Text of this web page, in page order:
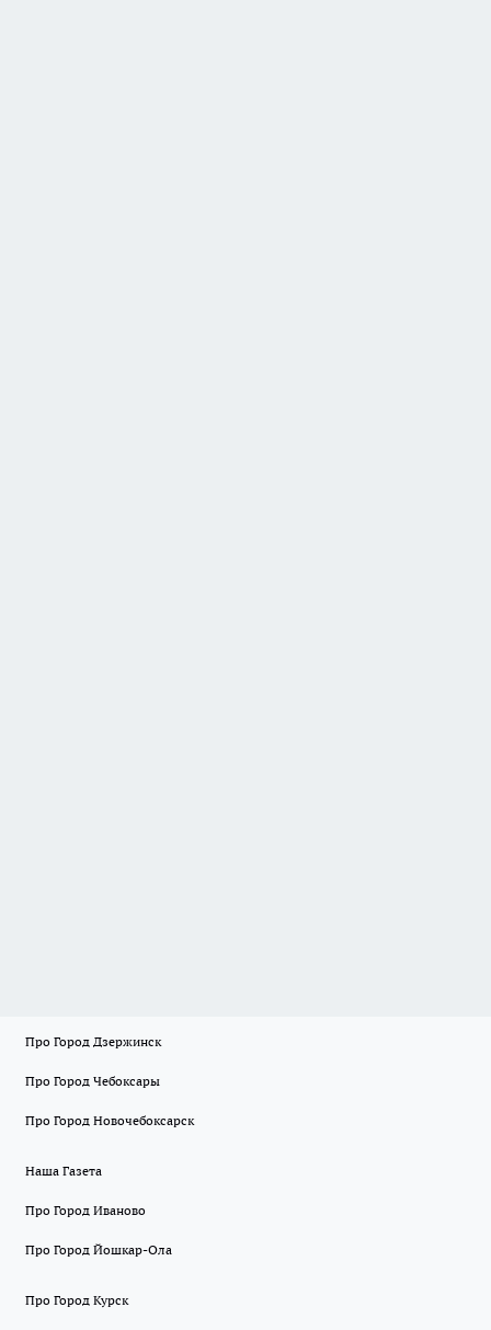
Про Город Дзержинск
Про Город Чебоксары
Про Город Новочебоксарск
Наша Газета
Про Город Иваново
Про Город Йошкар-Ола
Про Город Курск